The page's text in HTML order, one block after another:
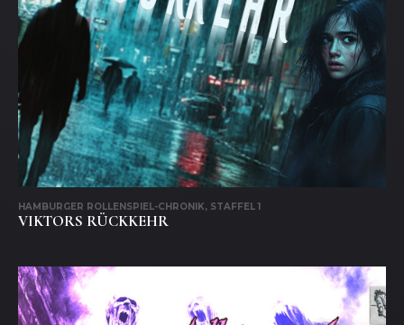
HAMBURGER ROLLENSPIEL-CHRONIK, STAFFEL 1
VIKTORS RÜCKKEHR